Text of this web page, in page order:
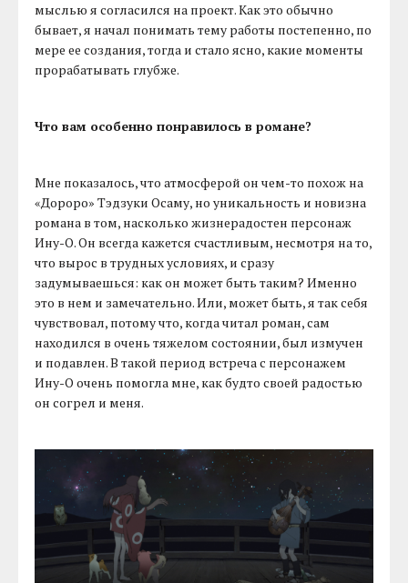
мыслью я согласился на проект. Как это обычно
бывает, я начал понимать тему работы постепенно, по
мере ее создания, тогда и стало ясно, какие моменты
прорабатывать глубже.
Что вам особенно понравилось в романе?
Мне показалось, что атмосферой он чем-то похож на
«Дороро» Тэдзуки Осаму, но уникальность и новизна
романа в том, насколько жизнерадостен персонаж
Ину-О. Он всегда кажется счастливым, несмотря на то,
что вырос в трудных условиях, и сразу
задумываешься: как он может быть таким? Именно
это в нем и замечательно. Или, может быть, я так себя
чувствовал, потому что, когда читал роман, сам
находился в очень тяжелом состоянии, был измучен
и подавлен. В такой период встреча с персонажем
Ину-О очень помогла мне, как будто своей радостью
он согрел и меня.